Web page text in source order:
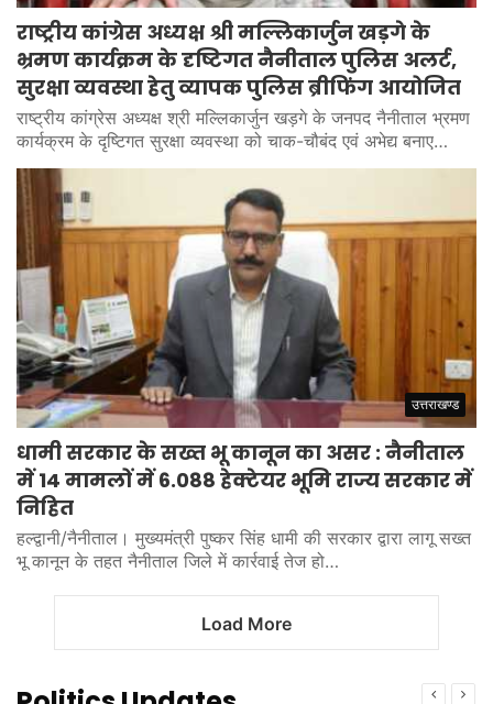
राष्ट्रीय कांग्रेस अध्यक्ष श्री मल्लिकार्जुन खड़गे के
भ्रमण कार्यक्रम के दृष्टिगत नैनीताल पुलिस अलर्ट,
सुरक्षा व्यवस्था हेतु व्यापक पुलिस ब्रीफिंग आयोजित
राष्ट्रीय कांग्रेस अध्यक्ष श्री मल्लिकार्जुन खड़गे के जनपद नैनीताल भ्रमण
कार्यक्रम के दृष्टिगत सुरक्षा व्यवस्था को चाक-चौबंद एवं अभेद्य बनाए…
उत्तराखण्ड
धामी सरकार के सख्त भू कानून का असर : नैनीताल
में 14 मामलों में 6.088 हेक्टेयर भूमि राज्य सरकार में
निहित
हल्द्वानी/नैनीताल। मुख्यमंत्री पुष्कर सिंह धामी की सरकार द्वारा लागू सख्त
भू कानून के तहत नैनीताल जिले में कार्रवाई तेज हो…
Load More